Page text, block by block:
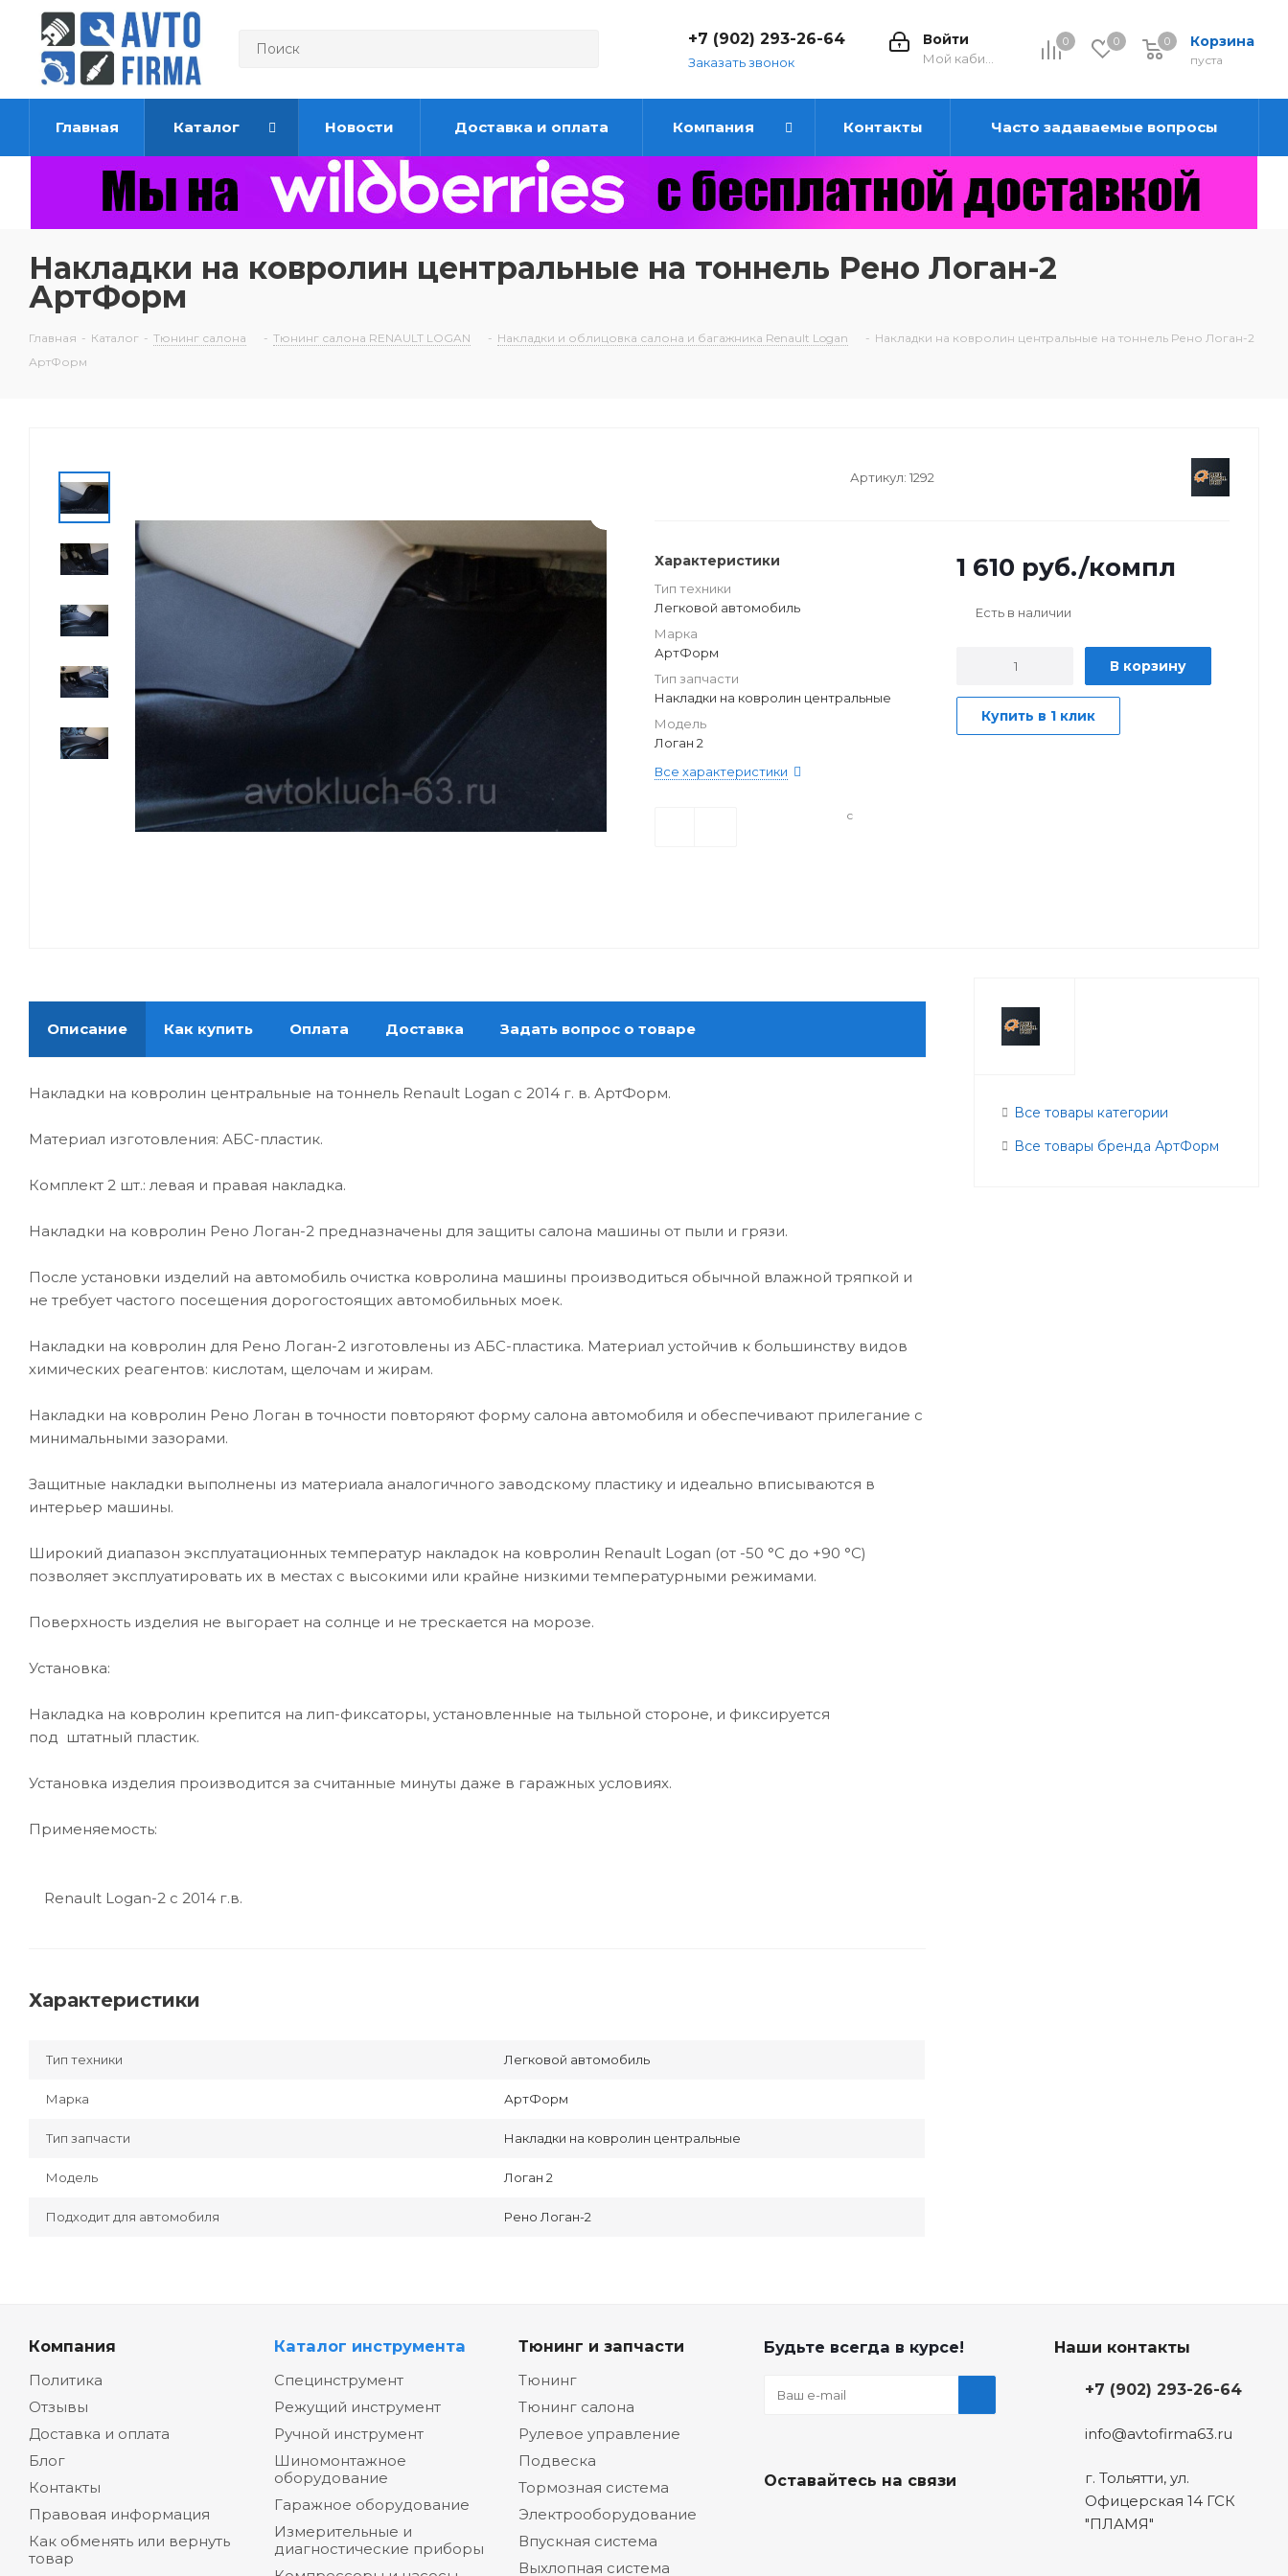
0 0 Корзина
0
пуста
0
Войти
+7 (902) 293-26-64
Заказать звонок
Главная Каталог Новости Доставка и оплата Компания Контакты Часто задаваемые вопросы
Накладки на ковролин центральные на тоннель Рено Логан-2
АртФорм
Главная - Каталог - Тюнинг салона - Тюнинг салона RENAULT LOGAN - Накладки и облицовка салона и багажника Renault Logan - Накладки на ковролин центральные на тоннель Рено Логан-2
АртФорм
Артикул: 1292
Характеристики
Тип техники
Легковой автомобиль
Марка
АртФорм
Тип запчасти
Накладки на ковролин центральные
Модель
Логан 2
Все характеристики
1 610 руб./компл
Есть в наличии
В корзину
Купить в 1 клик
с
Описание Как купить Оплата Доставка Задать вопрос о товаре
Накладки на ковролин центральные на тоннель Renault Logan с 2014 г. в. АртФорм.
Материал изготовления: АБС-пластик.
Комплект 2 шт.: левая и правая накладка.
Накладки на ковролин Рено Логан-2 предназначены для защиты салона машины от пыли и грязи.
После установки изделий на автомобиль очистка ковролина машины производиться обычной влажной тряпкой и
не требует частого посещения дорогостоящих автомобильных моек.
Накладки на ковролин для Рено Логан-2 изготовлены из АБС-пластика. Материал устойчив к большинству видов
химических реагентов: кислотам, щелочам и жирам.
Накладки на ковролин Рено Логан в точности повторяют форму салона автомобиля и обеспечивают прилегание с
минимальными зазорами.
Защитные накладки выполнены из материала аналогичного заводскому пластику и идеально вписываются в
интерьер машины.
Широкий диапазон эксплуатационных температур накладок на ковролин Renault Logan (от -50 °C до +90 °C)
позволяет эксплуатировать их в местах с высокими или крайне низкими температурными режимами.
Поверхность изделия не выгорает на солнце и не трескается на морозе.
Установка:
Накладка на ковролин крепится на лип-фиксаторы, установленные на тыльной стороне, и фиксируется
под штатный пластик.
Установка изделия производится за считанные минуты даже в гаражных условиях.
Применяемость:
Renault Logan-2 c 2014 г.в.
Характеристики
Тип техники Легковой автомобиль
Марка АртФорм
Тип запчасти Накладки на ковролин центральные
Модель Логан 2
Подходит для автомобиля Рено Логан-2
Все товары категории
Все товары бренда АртФорм
Компания
Политика
Отзывы
Доставка и оплата
Блог
Контакты
Правовая информация
Как обменять или вернуть
товар
Каталог инструмента
Специнструмент
Режущий инструмент
Ручной инструмент
Шиномонтажное
оборудование
Гаражное оборудование
Измерительные и
диагностические приборы
Тюнинг и запчасти
Тюнинг
Тюнинг салона
Рулевое управление
Подвеска
Тормозная система
Электрооборудование
Впускная система
Выхлопная система
Будьте всегда в курсе!
Оставайтесь на связи
Наши контакты
+7 (902) 293-26-64
info@avtofirma63.ru
г. Тольятти, ул.
Офицерская 14 ГСК
"ПЛАМЯ"